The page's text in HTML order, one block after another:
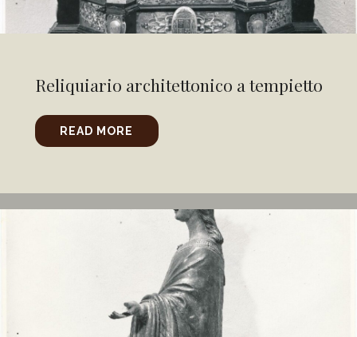
Reliquiario architettonico a tempietto
READ MORE